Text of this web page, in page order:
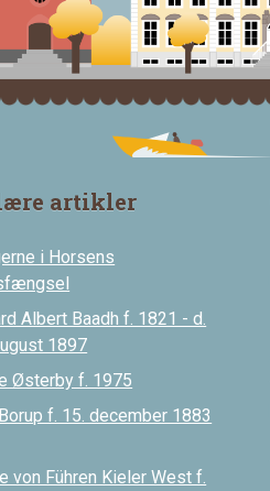
artikler
i Horsens
Albert Baadh f. 1821 - d.
1897
Østerby f. 1975
f. 15. december 1883
von Führen Kieler West f.